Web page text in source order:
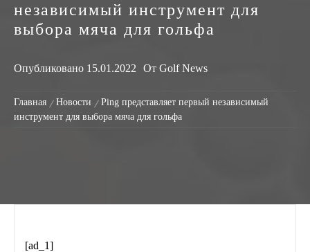
независимый инструмент для
выбора мяча для гольфа
Опубликовано 15.01.2022 От Golf News
Главная Новости
Ping представляет первый независимый
инструмент для выбора мяча для гольфа
[ad_1]